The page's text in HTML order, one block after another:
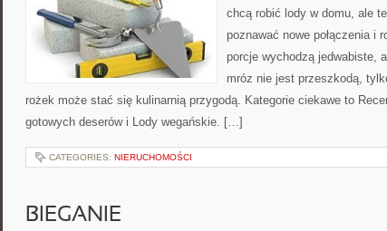
chcą robić lody w domu, ale
poznawać nowe połączenia i
porcje wychodzą jedwabiste,
mróz nie jest przeszkodą,
rożek może stać się kulinarnią przygodą. Kategorie ciekawe to
gotowych deserów i Lody wegańskie. […]
CATEGORIES: NIERUCHOMOŚCI
BIEGANIE